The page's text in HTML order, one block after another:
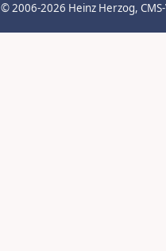
© 2006-2026 Heinz Herzog,